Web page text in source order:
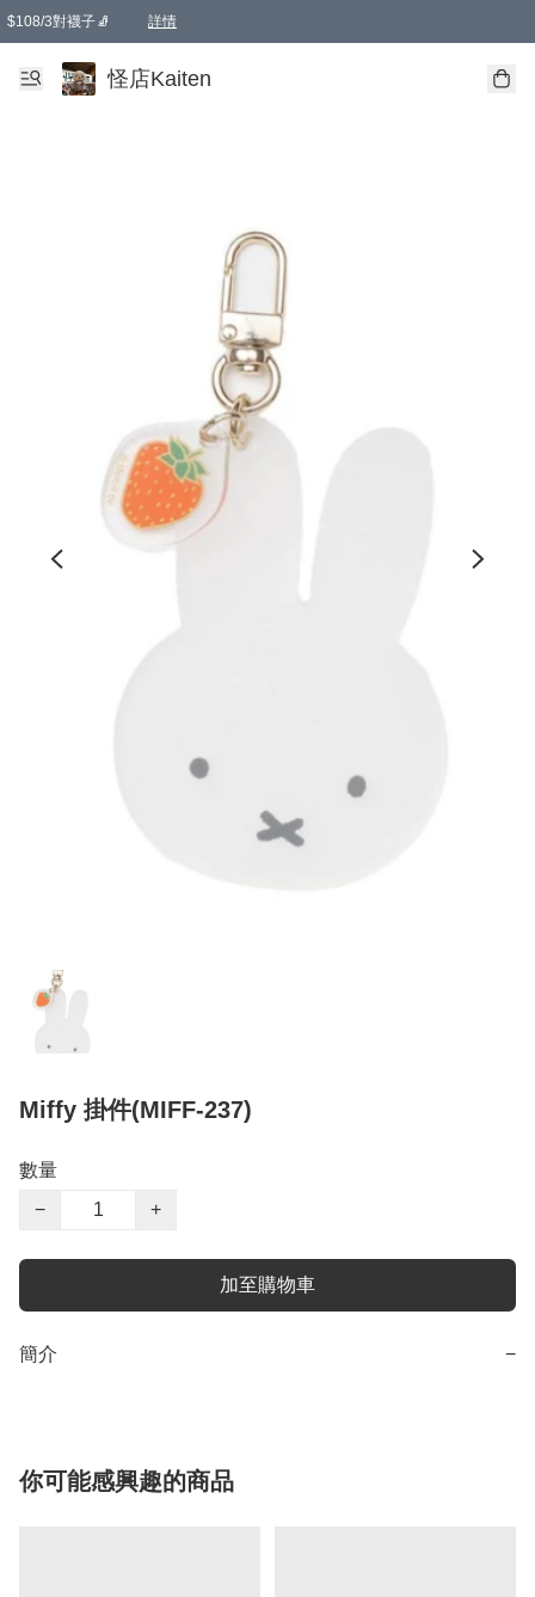
$108/3對襪子🧦 詳情
卡通傘☂️2把8折
購物滿 HKD 650.00即享免運費優惠！（適用於 本地送貨、本地取貨 )
怪店Kaiten
Miffy 掛件(MIFF-237)
數量
−
+
加至購物車
簡介 −
你可能感興趣的商品